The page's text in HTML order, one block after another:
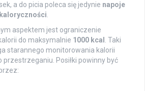
a do picia poleca się jedynie napoje
aspektem jest ograniczenie
do maksymalnie 1000 kcal
. Taki
starannego monitorowania kalorii
przestrzeganiu. Posiłki powinny być